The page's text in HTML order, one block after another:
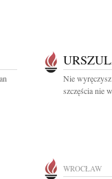
Nie
szczęścia nie
WROCŁAW